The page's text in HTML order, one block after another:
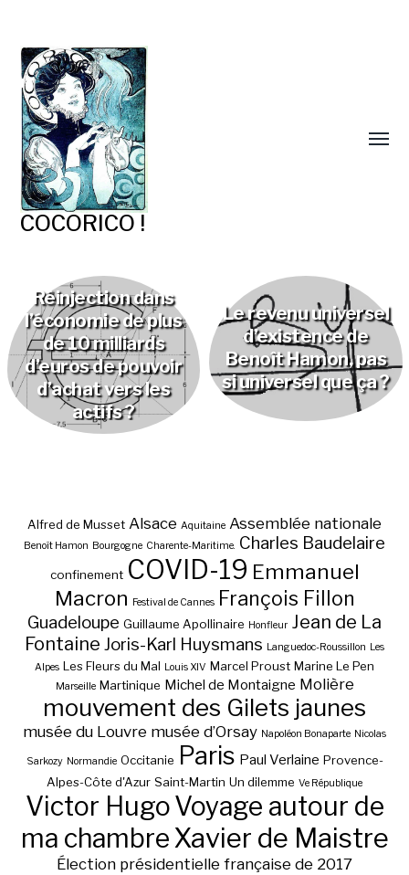
COCORICO !
Réinjection dans
l’économie de plus
de 10 milliards
d’euros de pouvoir
d’achat vers les
actifs ?
Le revenu universel
d’existence de
Benoît Hamon, pas
si universel que ça ?
Alfred de Musset Alsace Aquitaine Assemblée nationale
Benoît Hamon Bourgogne Charente-Maritime. Charles Baudelaire
confinement COVID-19 Emmanuel
Macron
Festival de Cannes François Fillon
Guadeloupe Guillaume Apollinaire Honfleur Jean de La
Fontaine Joris-Karl Huysmans Languedoc-Roussillon Les
Alpes Les Fleurs du Mal Louis XIV Marcel Proust Marine Le Pen
Marseille Martinique Michel de Montaigne Molière
mouvement des Gilets jaunes
musée du Louvre musée d’Orsay Napoléon Bonaparte Nicolas
Sarkozy Normandie Occitanie Paris Paul Verlaine Provence-
Alpes-Côte d'Azur Saint-Martin Un dilemme Ve République
Victor HugoVoyage autour de
ma chambreXavier de Maistre
Élection présidentielle française de 2017